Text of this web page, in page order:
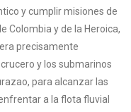
y cumplir misiones de
Colombia y de la Heroica,
precisamente
y los submarinos
para alcanzar las
a la flota fluvial